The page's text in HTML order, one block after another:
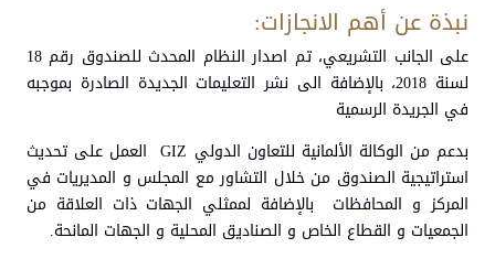
نبذة عن أهم الانجازات:
على الجانب التشريعي، تم اصدار النظام المحدث للصندوق رقم 18
لسنة 2018، بالإضافة الى نشر التعليمات الجديدة الصادرة بموجبه
في الجريدة الرسمية
بدعم من الوكالة الألمانية للتعاون الدولي GIZ العمل على تحديث
استراتيجية الصندوق من خلال التشاور مع المجلس و المديريات في
المركز و المحافظات بالإضافة لممثلي الجهات ذات العلاقة من
الجمعيات و القطاع الخاص و الصناديق المحلية و الجهات المانحة.